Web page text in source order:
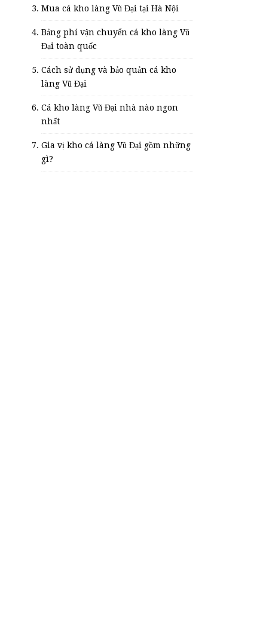
Mua cá kho làng Vũ Đại tại Hà Nội
Bảng phí vận chuyển cá kho làng Vũ
Đại toàn quốc
Cách sử dụng và bảo quản cá kho
làng Vũ Đại
Cá kho làng Vũ Đại nhà nào ngon
nhất
Gia vị kho cá làng Vũ Đại gồm những
gì?